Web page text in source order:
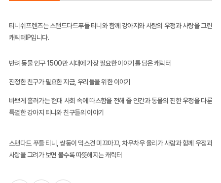
티니쉬프렌즈는 스탠드다드푸들 티니와 함께 강아지와 사람의 우정과 사랑을 그린
캐릭터IP입니다.
반려 동물 인구 1500만 시대에 가장 필요한 이야기를 담은 캐릭터
진정한 친구가 필요한 지금, 우리들을 위한 이야기
바쁘게 흘러가는 현대 사회 속에 따스함을 전해 줄 인간과 동물의 진한 우정을 다룬
특별한 강아지 티니와 친구들의 이야기
스탠다드 푸들 티니, 쌍둥이 믹스견 미끄마끄, 차우차우 올리가 사람과 함께 우정과
사랑을 그려가 보면 볼수록 따뜻해지는 캐릭터